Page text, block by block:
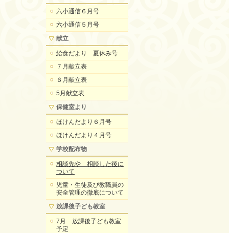
六小通信６月号
六小通信５月号
献立
給食だより 夏休み号
７月献立表
６月献立表
5月献立表
保健室より
ほけんだより６月号
ほけんだより４月号
学校配布物
相談先や 相談した後に
ついて
児童・生徒及び教職員の
安全管理の徹底について
放課後子ども教室
7月 放課後子ども教室
予定